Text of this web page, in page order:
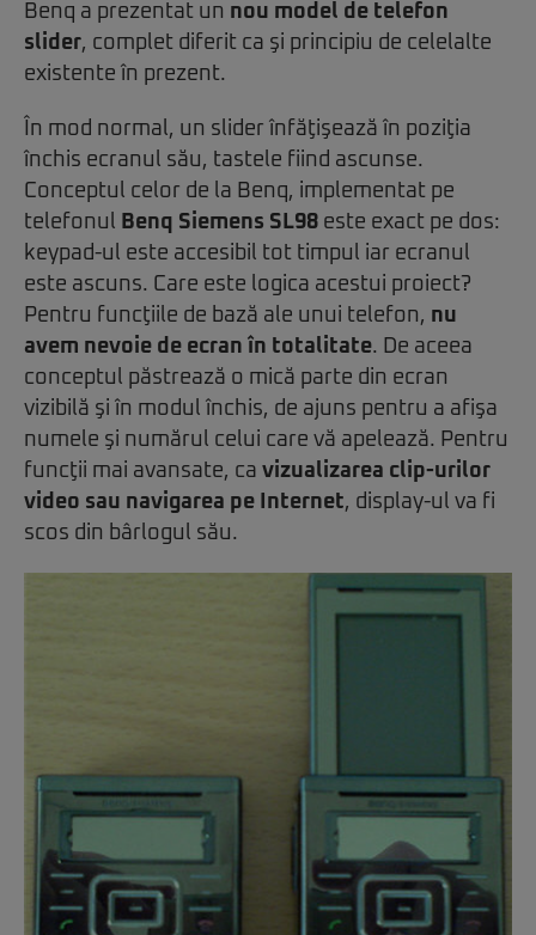
Benq a prezentat un nou model de telefon
slider, complet diferit ca şi principiu de celelalte
existente în prezent.
În mod normal, un slider înfăţişează în poziţia
închis ecranul său, tastele fiind ascunse.
Conceptul celor de la Benq, implementat pe
telefonul Benq Siemens SL98 este exact pe dos:
keypad-ul este accesibil tot timpul iar ecranul
este ascuns. Care este logica acestui proiect?
Pentru funcţiile de bază ale unui telefon, nu
avem nevoie de ecran în totalitate. De aceea
conceptul păstrează o mică parte din ecran
vizibilă şi în modul închis, de ajuns pentru a afişa
numele şi numărul celui care vă apelează. Pentru
funcţii mai avansate, ca vizualizarea clip-urilor
video sau navigarea pe Internet, display-ul va fi
scos din bârlogul său.